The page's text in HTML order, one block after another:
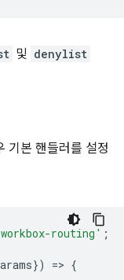
및 denylist
기본 핸들러를 설정
routing' ;
}) => {